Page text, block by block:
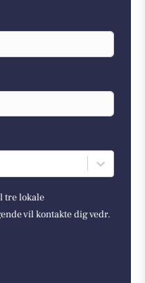
tre lokale
vil kontakte dig vedr.